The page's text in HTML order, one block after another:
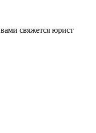
свяжется юрист